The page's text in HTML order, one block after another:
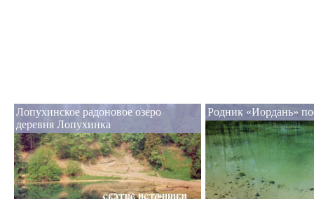
Лопухинское радоновое озеро
деревня Лопухинка
Родник «Иордань»